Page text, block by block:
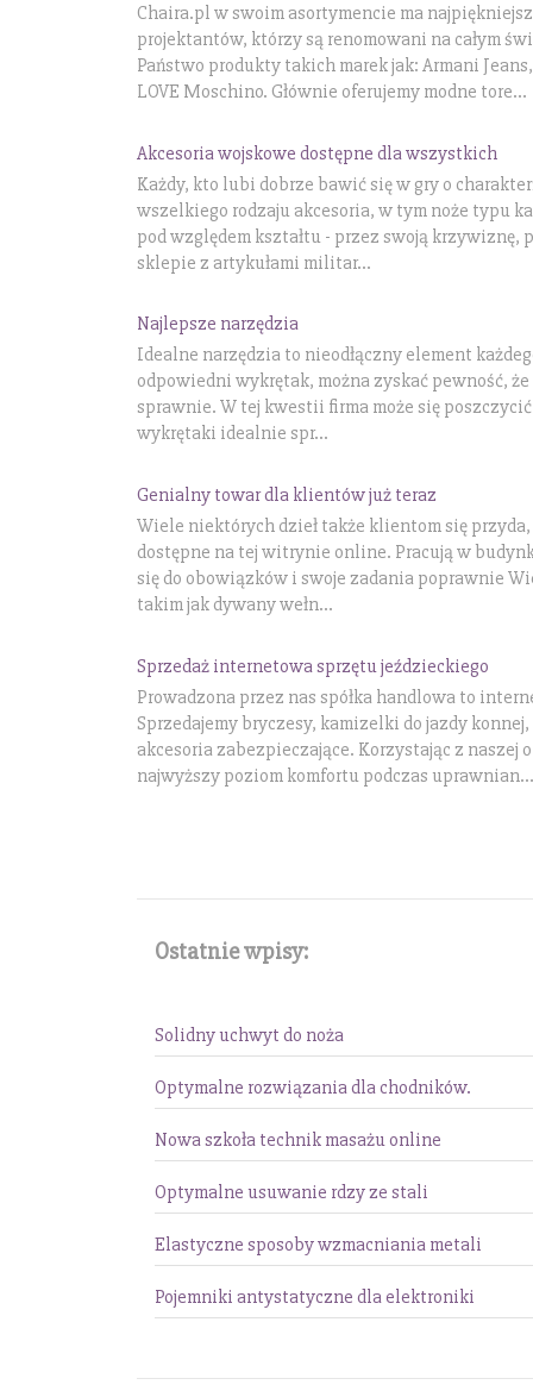
Chaira.pl w swoim asortymencie ma
projektantów, którzy są renomowani na całym
Państwo produkty takich marek jak: Armani
LOVE Moschino. Głównie oferujemy modne tore...
Akcesoria wojskowe dostępne dla wszystkich
Każdy, kto lubi dobrze bawić się w gry o
wszelkiego rodzaju akcesoria, w tym noże typu
pod względem kształtu - przez swoją krzywiznę,
sklepie z artykułami militar...
Najlepsze narzędzia
Idealne narzędzia to nieodłączny element
odpowiedni wykrętak, można zyskać pewność,
sprawnie. W tej kwestii firma może się poszczycić
wykrętaki idealnie spr...
Genialny towar dla klientów już teraz
Wiele niektórych dzieł także klientom się
dostępne na tej witrynie online. Pracują w
się do obowiązków i swoje zadania poprawnie
takim jak dywany wełn...
Sprzedaż internetowa sprzętu jeździeckiego
Prowadzona przez nas spółka handlowa to
Sprzedajemy bryczesy, kamizelki do jazdy
akcesoria zabezpieczające. Korzystając z naszej
najwyższy poziom komfortu podczas uprawnian...
Ostatnie wpisy:
Solidny uchwyt do noża
Optymalne rozwiązania dla chodników.
Nowa szkoła technik masażu online
Optymalne usuwanie rdzy ze stali
Elastyczne sposoby wzmacniania metali
Pojemniki antystatyczne dla elektroniki